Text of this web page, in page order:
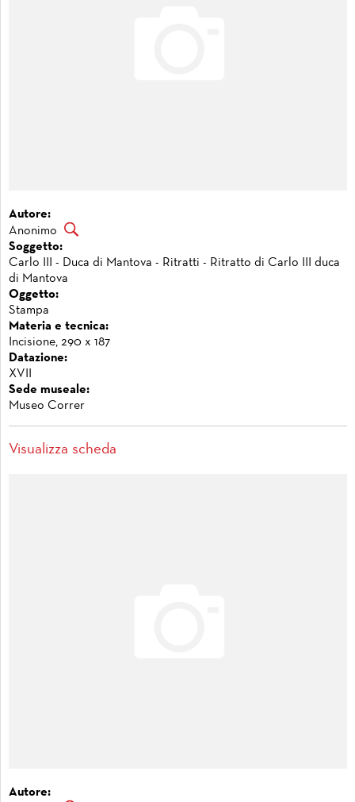
Autore:
Anonimo
Soggetto:
Carlo III - Duca di Mantova - Ritratti - Ritratto di Carlo III duca
di Mantova
Oggetto:
Stampa
Materia e tecnica:
Incisione, 290 x 187
Datazione:
XVII
Sede museale:
Museo Correr
Visualizza scheda
Autore: